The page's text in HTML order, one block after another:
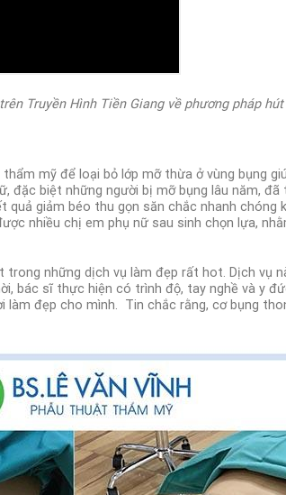
Truyền Hình Tiền Giang về phương pháp
mỹ để loại bỏ lớp mỡ thừa ở vùng bụng
biệt những người bị mỡ bụng lâu năm, đã
giảm béo thu gọn săn chắc nhanh chóng
nhiều chị em phụ nữ sau sinh chọn lựa,
những dịch vụ làm đẹp rất hot. Dịch vụ
bác sĩ thực hiện có trình độ, tay nghề và y
làm đẹp cho mình. Tin chắc rằng, cơ bụng